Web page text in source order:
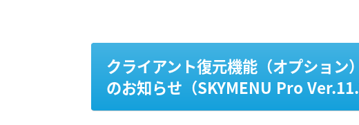
クライアント復元機能（オプション
のお知らせ（SKYMENU Pro